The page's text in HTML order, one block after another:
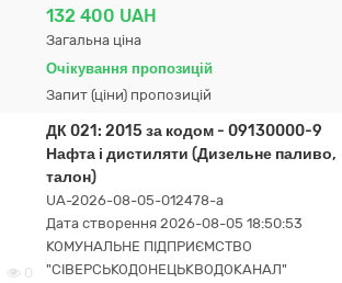
132 400 UAH
Загальна ціна
Очікування пропозицій
Запит (ціни) пропозицій
0
ДК 021: 2015 за кодом - 09130000-9
Нафта і дистиляти (Дизельне паливо,
талон)
UA-2026-08-05-012478-a
Дата створення 2026-08-05 18:50:53
КОМУНАЛЬНЕ ПІДПРИЄМСТВО
"СІВЕРСЬКОДОНЕЦЬКВОДОКАНАЛ"